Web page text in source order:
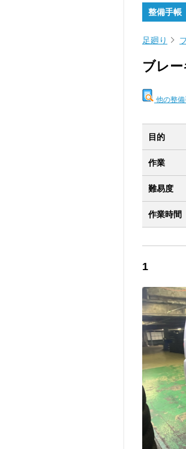
整備手帳
足廻り
ブレ
他の整
目的
作業
難易度
作業時間
1